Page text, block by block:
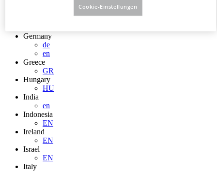
Germany
de
en
Greece
GR
Hungary
HU
India
en
Indonesia
EN
Ireland
EN
Israel
EN
Italy
Cookie-Einstellungen